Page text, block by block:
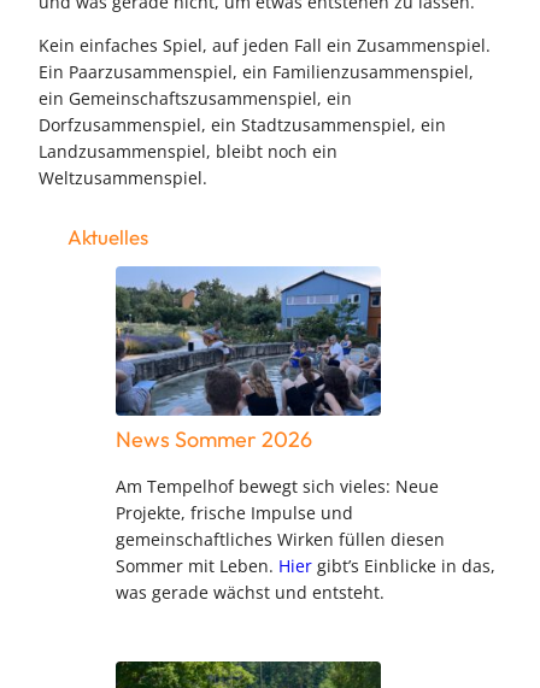
Kein einfaches Spiel, auf jeden Fall ein Zusammenspiel.
Ein Paarzusammenspiel, ein Familienzusammenspiel,
ein Gemeinschaftszusammenspiel, ein
Dorfzusammenspiel, ein Stadtzusammenspiel, ein
Landzusammenspiel, bleibt noch ein
Weltzusammenspiel.
Aktuelles
News Sommer 2026
Am Tempelhof bewegt sich vieles: Neue
Projekte, frische Impulse und
gemeinschaftliches Wirken füllen diesen
Sommer mit Leben. Hier gibt’s Einblicke in das,
was gerade wächst und entsteht.